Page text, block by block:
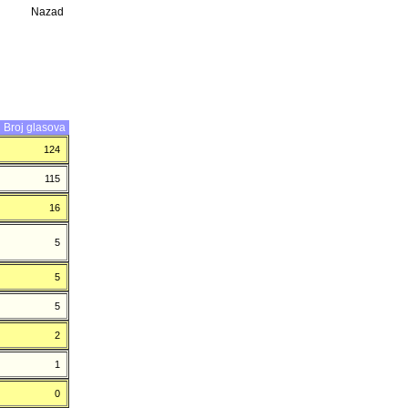
Nazad
Broj glasova
124
115
16
5
5
5
2
1
0